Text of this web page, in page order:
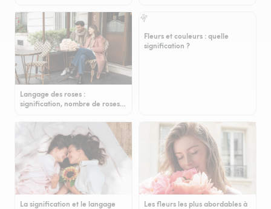
Langage des roses :
signification, nombre de roses…
Fleurs et couleurs : quelle
signification ?
La signification et le langage
Les fleurs les plus abordables à